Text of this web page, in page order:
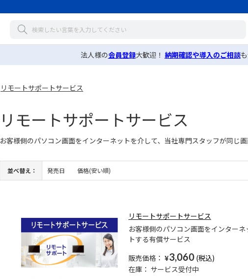
法人様の会員登録大歓迎！ 納期確認や導入のご相談
リモートサポートサービス
リモートサポートサービス
お客様側のパソコン画面をインターネットを介して、当社専門スタッフが同じ
並べ替え： 発売日 価格(安い順)
リモートサポートサービス
お客様側のパソコン画面をインター
トする有償サービス
販売価格： ¥3,060
在庫： サービス受付中